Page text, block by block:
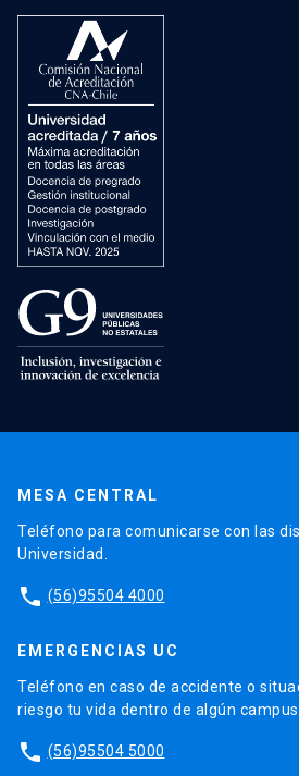
MESA CENTRAL
Teléfono para comunicarse con las
Universidad.
phone (56)95504 4000
EMERGENCIAS UC
Teléfono en caso de accidente o
riesgo tu vida dentro de algún
phone (56)95504 5000